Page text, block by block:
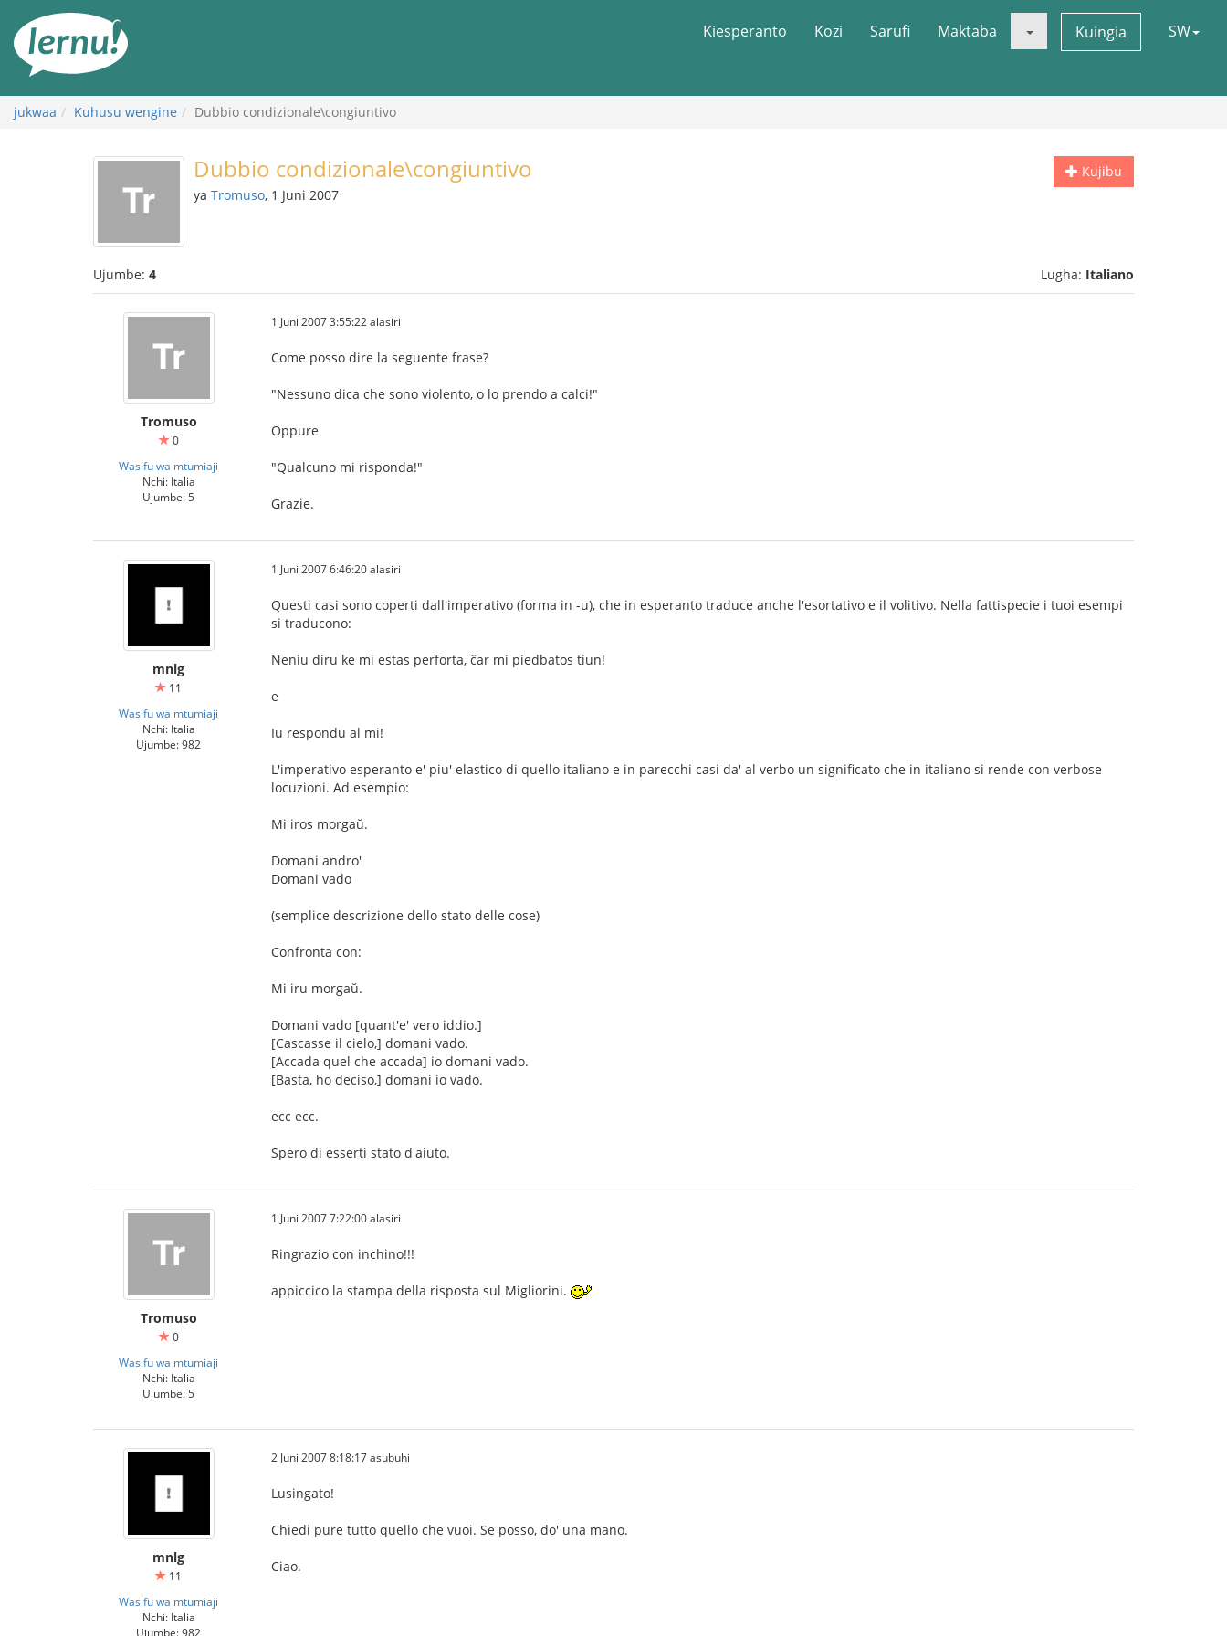
maudhui
Kiesperanto Kozi Sarufi Maktaba Kuingia SW
jukwaa Kuhusu wengine Dubbio condizionale\congiuntivo
Kujibu
Dubbio condizionale\congiuntivo
ya Tromuso, 1 Juni 2007
Ujumbe: 4 Lugha: Italiano
Tromuso
0
Wasifu wa mtumiaji
Nchi: Italia
Ujumbe: 5
1 Juni 2007 3:55:22 alasiri
Come posso dire la seguente frase?
"Nessuno dica che sono violento, o lo prendo a calci!"
Oppure
"Qualcuno mi risponda!"
Grazie.
mnlg
11
Wasifu wa mtumiaji
Nchi: Italia
Ujumbe: 982
1 Juni 2007 6:46:20 alasiri
Questi casi sono coperti dall'imperativo (forma in -u), che in esperanto traduce anche l'esortativo e il volitivo. Nella fattispecie i tuoi esempi
si traducono:
Neniu diru ke mi estas perforta, ĉar mi piedbatos tiun!
e
Iu respondu al mi!
L'imperativo esperanto e' piu' elastico di quello italiano e in parecchi casi da' al verbo un significato che in italiano si rende con verbose
locuzioni. Ad esempio:
Mi iros morgaŭ.
Domani andro'
Domani vado
(semplice descrizione dello stato delle cose)
Confronta con:
Mi iru morgaŭ.
Domani vado [quant'e' vero iddio.]
[Cascasse il cielo,] domani vado.
[Accada quel che accada] io domani vado.
[Basta, ho deciso,] domani io vado.
ecc ecc.
Spero di esserti stato d'aiuto.
Tromuso
0
Wasifu wa mtumiaji
Nchi: Italia
Ujumbe: 5
1 Juni 2007 7:22:00 alasiri
Ringrazio con inchino!!!
appiccico la stampa della risposta sul Migliorini.
mnlg
11
Wasifu wa mtumiaji
Nchi: Italia
Ujumbe: 982
2 Juni 2007 8:18:17 asubuhi
Lusingato!
Chiedi pure tutto quello che vuoi. Se posso, do' una mano.
Ciao.